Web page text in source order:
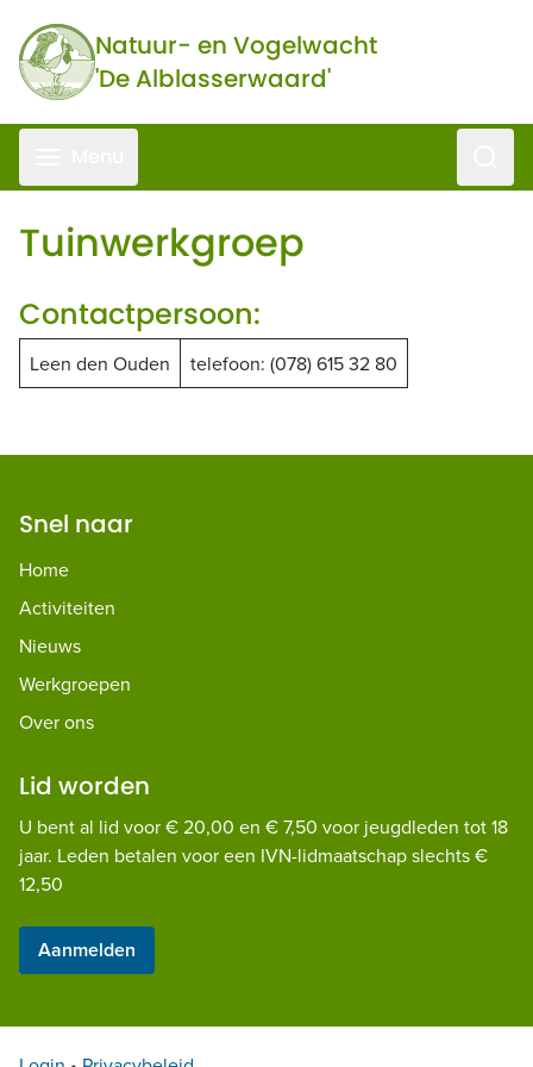
Natuur- en Vogelwacht
'De Alblasserwaard'
Tuinwerkgroep
Contactpersoon:
Leen den Ouden telefoon: (078) 615 32 80
Snel naar
Home
Activiteiten
Nieuws
Werkgroepen
Over ons
Lid worden
U bent al lid voor € 20,00 en € 7,50 voor jeugdleden tot 18
jaar. Leden betalen voor een IVN-lidmaatschap slechts €
12,50
Aanmelden